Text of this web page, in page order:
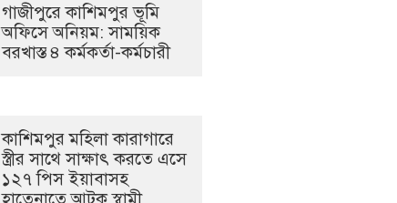
গাজীপুরে কাশিমপুর ভূমি
অফিসে অনিয়ম: সাময়িক
বরখাস্ত ৪ কর্মকর্তা-কর্মচারী
কাশিমপুর মহিলা কারাগারে
স্ত্রীর সাথে সাক্ষাৎ করতে এসে
১২৭ পিস ইয়াবাসহ
হাতেনাতে আটক স্বামী